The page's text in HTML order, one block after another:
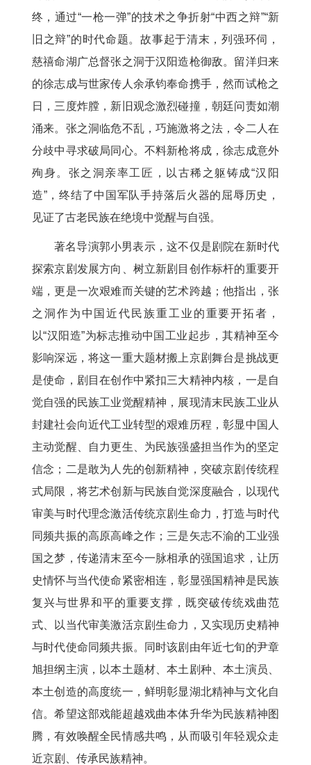
终，通过“一枪一弹”的技术之争折射“中西之辩”“新
旧之辩”的时代命题。故事起于清末，列强环伺，
慈禧命湖广总督张之洞于汉阳造枪御敌。留洋归来
的徐志成与世家传人余承钧奉命携手，然而试枪之
日，三度炸膛，新旧观念激烈碰撞，朝廷问责如潮
涌来。张之洞临危不乱，巧施激将之法，令二人在
分歧中寻求破局同心。不料新枪将成，徐志成意外
殉身。张之洞亲率工匠，以古稀之躯铸成“汉阳
造”，终结了中国军队手持落后火器的屈辱历史，
见证了古老民族在绝境中觉醒与自强。
著名导演郭小男表示，这不仅是剧院在新时代
探索京剧发展方向、树立新剧目创作标杆的重要开
端，更是一次艰难而关键的艺术跨越；他指出，张
之洞作为中国近代民族重工业的重要开拓者，
以“汉阳造”为标志推动中国工业起步，其精神至今
影响深远，将这一重大题材搬上京剧舞台是挑战更
是使命，剧目在创作中紧扣三大精神内核，一是自
觉自强的民族工业觉醒精神，展现清末民族工业从
封建社会向近代工业转型的艰难历程，彰显中国人
主动觉醒、自力更生、为民族强盛担当作为的坚定
信念；二是敢为人先的创新精神，突破京剧传统程
式局限，将艺术创新与民族自觉深度融合，以现代
审美与时代理念激活传统京剧生命力，打造与时代
同频共振的高原高峰之作；三是矢志不渝的工业强
国之梦，传递清末至今一脉相承的强国追求，让历
史情怀与当代使命紧密相连，彰显强国精神是民族
复兴与世界和平的重要支撑，既突破传统戏曲范
式、以当代审美激活京剧生命力，又实现历史精神
与时代使命同频共振。同时该剧由年近七旬的尹章
旭担纲主演，以本土题材、本土剧种、本土演员、
本土创造的高度统一，鲜明彰显湖北精神与文化自
信。希望这部戏能超越戏曲本体升华为民族精神图
腾，有效唤醒全民情感共鸣，从而吸引年轻观众走
近京剧、传承民族精神。